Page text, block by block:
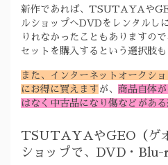
新作であれば、TSUTAYAや
ルショップへDVDをレンタルし
りれなかったこともありますの
セットを購入するという選択肢も
また、インターネットオークシ
にお得に買えます が、 商品自体
はなく中古品になり傷などがある
TSUTAYAやGEO（ゲ
ショップで、DVD・Blu-